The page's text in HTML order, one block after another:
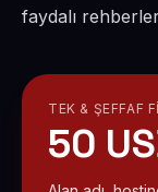
faydalı
TEK & ŞEFFAF
50